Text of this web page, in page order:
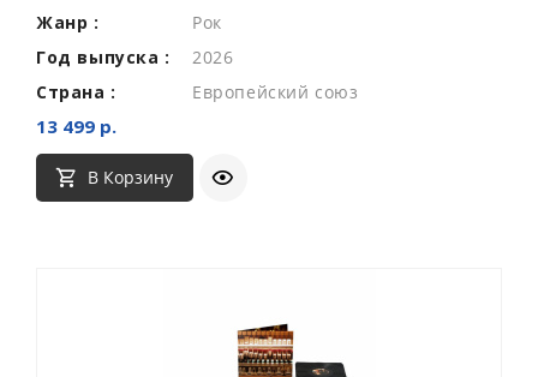
Жанр :
Рок
Год выпуска :
2026
Страна :
Европейский союз
13 499 р.
В Корзину